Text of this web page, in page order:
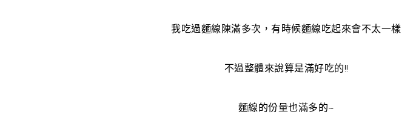
我吃過麵線陳滿多次，有時候麵線吃起來會不太一樣
不過整體來說算是滿好吃的!!
麵線的份量也滿多的~